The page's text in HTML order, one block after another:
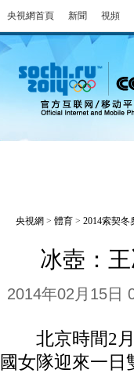
央視網首頁 新聞 視頻
央視網 > 體育 > 2014索契冬
冰壺：
2014年02月15日
北京時間2月
國女隊迎來一日